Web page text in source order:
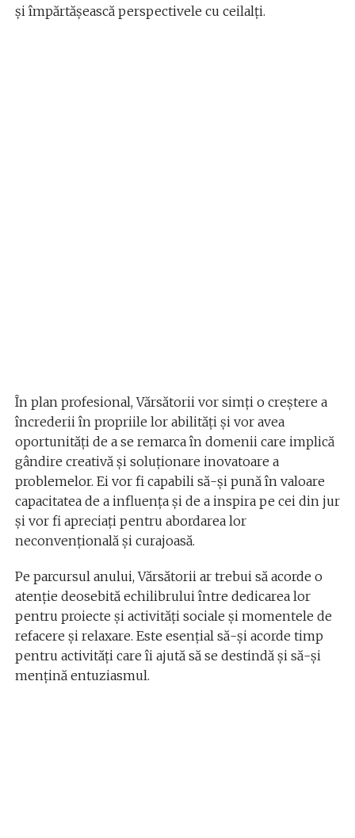
și împărtășească perspectivele cu ceilalți.
În plan profesional, Vărsătorii vor simți o creștere a
încrederii în propriile lor abilități și vor avea
oportunități de a se remarca în domenii care implică
gândire creativă și soluționare inovatoare a
problemelor. Ei vor fi capabili să-și pună în valoare
capacitatea de a influența și de a inspira pe cei din jur
și vor fi apreciați pentru abordarea lor
neconvențională și curajoasă.
Pe parcursul anului, Vărsătorii ar trebui să acorde o
atenție deosebită echilibrului între dedicarea lor
pentru proiecte și activități sociale și momentele de
refacere și relaxare. Este esențial să-și acorde timp
pentru activități care îi ajută să se destindă și să-și
mențină entuziasmul.